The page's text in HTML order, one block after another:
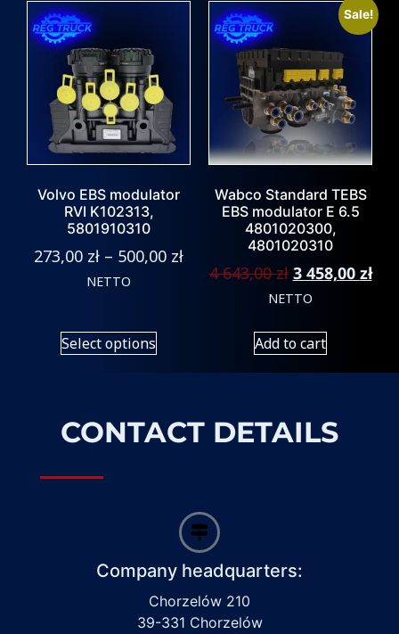
Volvo EBS modulator
RVI K102313,
5801910310
273,00 zł – 500,00 zł
NETTO
Select options
Sale!
Wabco Standard TEBS
EBS modulator E 6.5
4801020300,
4801020310
4 643,00zł 3 458,00 zł
NETTO
Add to cart
CONTACT DETAILS
Company headquarters:
Chorzelów 210
39-331 Chorzelów